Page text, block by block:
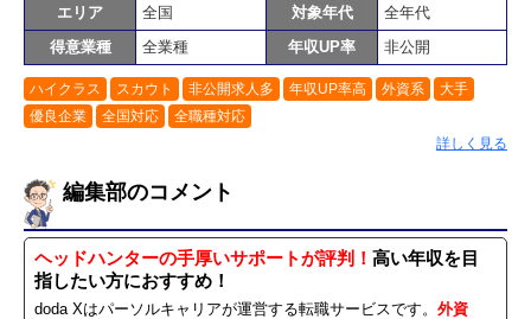
エリア 全国 対象年代
全年代
得意業種
全業種 年収UP率 非公開
ハイクラス スカウト 非公開求人多 年収UP率高 外資系
大手
優良企業
全国対応
全職種対応
詳しく見る
編集部のコメント
ヘッドハンターの手厚いサポートが評判！高い年収を目
指したい方におすすめ！
doda Xはパーソルキャリアが運営する転職サービスです。外資